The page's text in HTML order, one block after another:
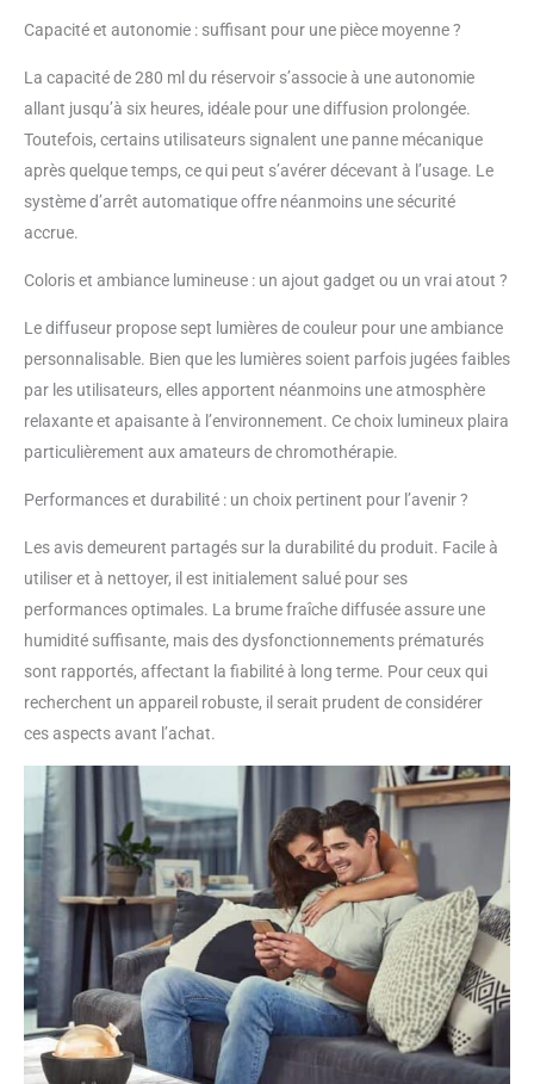
travers les 7 lumières ;
appuyez à nouveau sur le
bouton pour fixer la lumière de
infuseur à ultrasons est très
approprié pour créer une
ambiance, la méditation ou
l'utiliser comme veilleuse. En
cadeaux. Sûr et facile à utiliser
: ce diffuseur domestique
moderne est très sûr et
amélioré peut être allumé et
éteint en le touchant
simplement avec votre doigt.
L'humidificateur d'intérieur a
fermeture automatique
pouvez laisser le diffuseur
d'odeurs allumé toute la nuit
sans vous soucier de la
surchauffe. Une fois l'eau
utilisée, le diffuseur
d'aromathérapie en verre se
ferme automatiquement,
sans BPA】Ce diffuseur
d'huiles essentielles utilise la
technologie ultrasonique dans
les grandes pièces et est
équipé d'un couvercle unique
de réduction du bruit. Le bruit
de ce diffuseur de voyage est
contrôlé en dessous de 19
décibels, et vous remarquez à
peine le son qu'il fait. Ce
diffuseur de pulvérisation peut
vous aider à vous détendre et
à mieux dormir. Ce diffuseur
Capacité et autonomie : suffisant pour une pièce moyenne ?
La capacité de 280 ml du réservoir s’associe à une autonomie
allant jusqu’à six heures, idéale pour une diffusion prolongée.
Toutefois, certains utilisateurs signalent une panne mécanique
après quelque temps, ce qui peut s’avérer décevant à l’usage. Le
système d’arrêt automatique offre néanmoins une sécurité
accrue.
Coloris et ambiance lumineuse : un ajout gadget ou un vrai atout ?
Le diffuseur propose sept lumières de couleur pour une ambiance
personnalisable. Bien que les lumières soient parfois jugées faibles
par les utilisateurs, elles apportent néanmoins une atmosphère
relaxante et apaisante à l’environnement. Ce choix lumineux plaira
particulièrement aux amateurs de chromothérapie.
Performances et durabilité : un choix pertinent pour l’avenir ?
Les avis demeurent partagés sur la durabilité du produit. Facile à
utiliser et à nettoyer, il est initialement salué pour ses
performances optimales. La brume fraîche diffusée assure une
humidité suffisante, mais des dysfonctionnements prématurés
sont rapportés, affectant la fiabilité à long terme. Pour ceux qui
recherchent un appareil robuste, il serait prudent de considérer
ces aspects avant l’achat.